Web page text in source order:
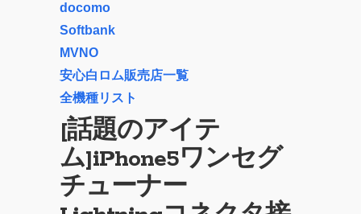
docomo
Softbank
MVNO
安心白ロム販売店一覧
全機種リスト
[話題のアイテ
ム]iPhone5ワンセグ
チューナー